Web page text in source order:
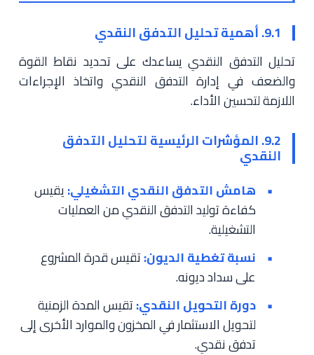
9.1. أهمية تحليل التدفق النقدي
تحليل التدفق النقدي يساعدك على تحديد نقاط القوة
والضعف في إدارة التدفق النقدي واتخاذ الإجراءات
اللازمة لتحسين الأداء.
9.2. المؤشرات الرئيسية لتحليل التدفق
النقدي
هامش التدفق النقدي التشغيلي:يقيس
كفاءة توليد التدفق النقدي من العمليات
التشغيلية.
نسبة تغطية الديون:تقيس قدرة المشروع
على سداد ديونه.
دورة التحويل النقدي:تقيس المدة الزمنية
لتحويل الاستثمار في المخزون والموارد الأخرى إلى
تدفق نقدي.